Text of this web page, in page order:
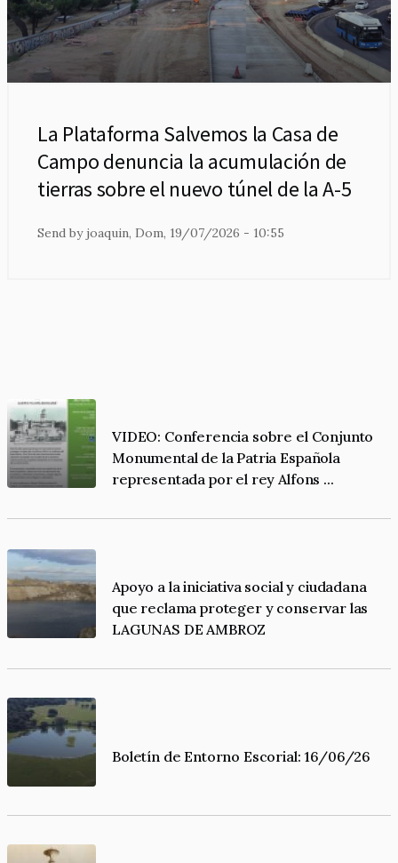
La Plataforma Salvemos la Casa de
Campo denuncia la acumulación de
tierras sobre el nuevo túnel de la A-5
Send by joaquin, Dom, 19/07/2026 - 10:55
VIDEO: Conferencia sobre el Conjunto
Monumental de la Patria Española
representada por el rey Alfons ...
Apoyo a la iniciativa social y ciudadana
que reclama proteger y conservar las
LAGUNAS DE AMBROZ
Boletín de Entorno Escorial: 16/06/26